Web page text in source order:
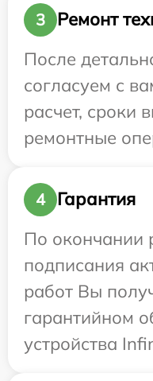
3
Ремонт
После
согласуем с
расчет, сроки
ремонтные
4
Гарантия
По окончании
подписания
работ Вы
гарантийном
устройства